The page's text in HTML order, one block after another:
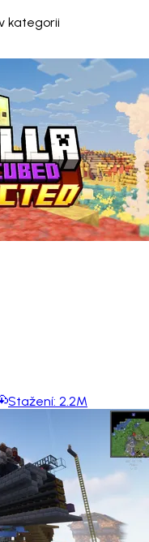
kategorii
Stažení: 2.2M